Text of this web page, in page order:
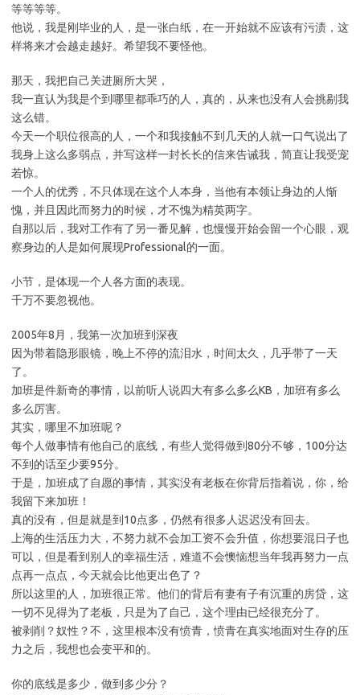
等等等等。
他说，我是刚毕业的人，是一张白纸，在一开始就不应该有污渍，这
样将来才会越走越好。希望我不要怪他。
那天，我把自己关进厕所大哭，
我一直认为我是个到哪里都乖巧的人，真的，从来也没有人会挑剔我
这么错。
今天一个职位很高的人，一个和我接触不到几天的人就一口气说出了
我身上这么多弱点，并写这样一封长长的信来告诫我，简直让我受宠
若惊。
一个人的优秀，不只体现在这个人本身，当他有本领让身边的人惭
愧，并且因此而努力的时候，才不愧为精英两字。
自那以后，我对工作有了另一番见解，也慢慢开始会留一个心眼，观
察身边的人是如何展现Professional的一面。
小节，是体现一个人各方面的表现。
千万不要忽视他。
2005年8月，我第一次加班到深夜
因为带着隐形眼镜，晚上不停的流泪水，时间太久，几乎带了一天
了。
加班是件新奇的事情，以前听人说四大有多么多么KB，加班有多么
多么厉害。
其实，哪里不加班呢？
每个人做事情有他自己的底线，有些人觉得做到80分不够，100分达
不到的话至少要95分。
于是，加班成了自愿的事情，其实没有老板在你背后指着说，你，给
我留下来加班！
真的没有，但是就是到10点多，仍然有很多人迟迟没有回去。
上海的生活压力大，不努力就不会加工资不会升值，你想要混日子也
可以，但是看到别人的幸福生活，难道不会懊恼想当年我再努力一点
点再一点点，今天就会比他更出色了？
所以这里的人，加班很正常。他们的背后有妻有子有沉重的房贷，这
一切不见得为了老板，只是为了自己，这个理由已经很充分了。
被剥削？奴性？不，这里根本没有愤青，愤青在真实地面对生存的压
力之后，我想也会变平和的。
你的底线是多少，做到多少分？